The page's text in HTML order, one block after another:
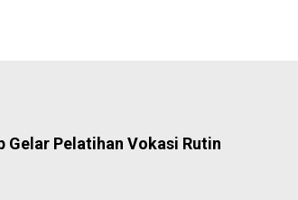
Gelar Pelatihan Vokasi Rutin